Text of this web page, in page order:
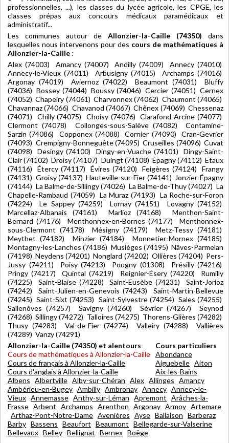
professionnelles, ...), les classes du lycée agricole, les CPGE, les
classes prépas aux concours médicaux paramédicaux et
administratif...
Les communes autour de Allonzier-la-Caille (74350) dans
lesquelles nous intervenons pour des cours de mathématiques à
Allonzier-la-Caille :
Alex (74003) Amancy (74007) Andilly (74009) Annecy (74010)
Annecy-le-Vieux (74011) Arbusigny (74015) Archamps (74016)
Argonay (74019) Aviernoz (74022) Beaumont (74031) Bluffy
(74036) Bossey (74044) Boussy (74046) Cercier (74051) Cernex
(74052) Chapeiry (74061) Charvonnex (74062) Chaumont (74065)
Chavannaz (74066) Chavanod (74067) Chênex (74069) Chessenaz
(74071) Chilly (74075) Choisy (74076) Clarafond-Arcine (74077)
Clermont (74078) Collonges-sous-Salève (74082) Contamine-
Sarzin (74086) Copponex (74088) Cornier (74090) Cran-Gevrier
(74093) Crempigny-Bonneguête (74095) Cruseilles (74096) Cuvat
(74098) Desingy (74100) Dingy-en-Vuache (74101) Dingy-Saint-
Clair (74102) Droisy (74107) Duingt (74108) Épagny (74112) Etaux
(74116) Étercy (74117) Évires (74120) Feigères (74124) Frangy
(74131) Groisy (74137) Hauteville-sur-Fier (74141) Jonzier-Épagny
(74144) La Balme-de-Sillingy (74026) La Balme-de-Thuy (74027) La
Chapelle-Rambaud (74059) La Muraz (74193) La Roche-sur-Foron
(74224) Le Sappey (74259) Lornay (74151) Lovagny (74152)
Marcellaz-Albanais (74161) Marlioz (74168) Menthon-Saint-
Bernard (74176) Menthonnex-en-Bornes (74177) Menthonnex-
sous-Clermont (74178) Mésigny (74179) Metz-Tessy (74181)
Meythet (74182) Minzier (74184) Monnetier-Mornex (74185)
Montagny-les-Lanches (74186) Musièges (74195) Nâves-Parmelan
(74198) Neydens (74201) Nonglard (74202) Ollières (74204) Pers-
Jussy (74211) Poisy (74213) Pougny (01308) Présilly (74216)
Pringy (74217) Quintal (74219) Reignier-Ésery (74220) Rumilly
(74225) Saint-Blaise (74228) Saint-Eusèbe (74231) Saint-Jorioz
(74242) Saint-Julien-en-Genevois (74243) Saint-Martin-Bellevue
(74245) Saint-Sixt (74253) Saint-Sylvestre (74254) Sales (74255)
Sallenôves (74257) Savigny (74260) Sévrier (74267) Seynod
(74268) Sillingy (74272) Talloires (74275) Thorens-Glières (74282)
Thusy (74283) Val-de-Fier (74274) Valleiry (74288) Vallières
(74289) Vanzy (74291)
Allonzier-la-Caille (74350) et alentours
Cours de mathématiques à Allonzier-la-Caille
Cours de français à Allonzier-la-Caille
Cours d'anglais à Allonzier-la-Caille
Cours particuliers
Abondance
Aiguebelle Aiton
Aix-les-Bains
Albens Albertville Alby-sur-Chéran Alex Allinges Amancy
Ambérieu-en-Bugey Ambilly Ambronay Annecy Annecy-le-
Vieux Annemasse Anthy-sur-Léman Apremont Arâches-la-
Frasse Arbent Archamps Arenthon Argonay Armoy Artemare
Arthaz-Pont-Notre-Dame Avenières Ayse Ballaison Barberaz
Barby Bassens Beaufort Beaumont Bellegarde-sur-Valserine
Bellevaux Belley Bellignat Bernex Boëge